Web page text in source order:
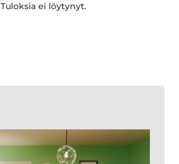
Tuloksia ei löytynyt.